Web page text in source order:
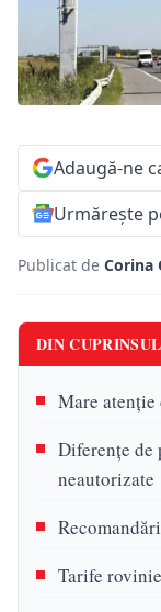
Adaugă-ne
Urmărește
Publicat de Corina
DIN
Mare
Diferențe de
neautorizate
Tarife